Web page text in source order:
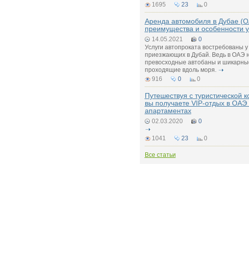
1695
23 0
Аренда автомобиля в Дубае
преимущества и особенности
14.05.2021
0
Услуги автопроката востребованы
приезжающих в Дубай. Ведь в ОАЭ
превосходные автобаны и
проходящие вдоль моря.
916
0 0
Путешествуя с туристической
вы получаете VIP-отдых в ОАЭ
апартаментах
02.03.2020 0
1041 23 0
Все статьи